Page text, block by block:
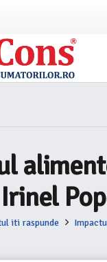
iti raspunde